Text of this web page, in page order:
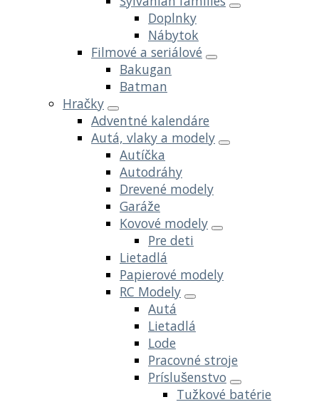
Doplnky
Nábytok
Filmové a seriálové
Bakugan
Batman
Hračky
Adventné kalendáre
Autá, vlaky a modely
Autíčka
Autodráhy
Drevené modely
Garáže
Kovové modely
Pre deti
Lietadlá
Papierové modely
RC Modely
Autá
Lietadlá
Lode
Pracovné stroje
Príslušenstvo
Tužkové batérie